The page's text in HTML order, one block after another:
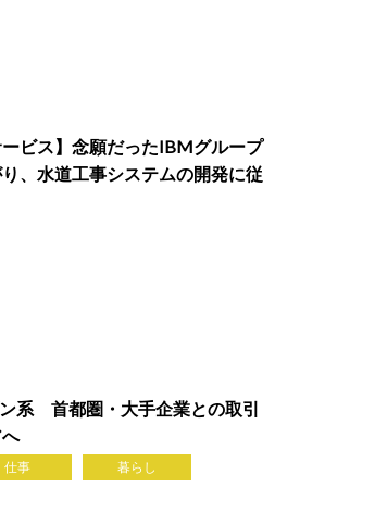
ビス】念願だったIBMグループ
、水道工事システムの開発に従
系 首都圏・大手企業との取引
仕事 暮らし